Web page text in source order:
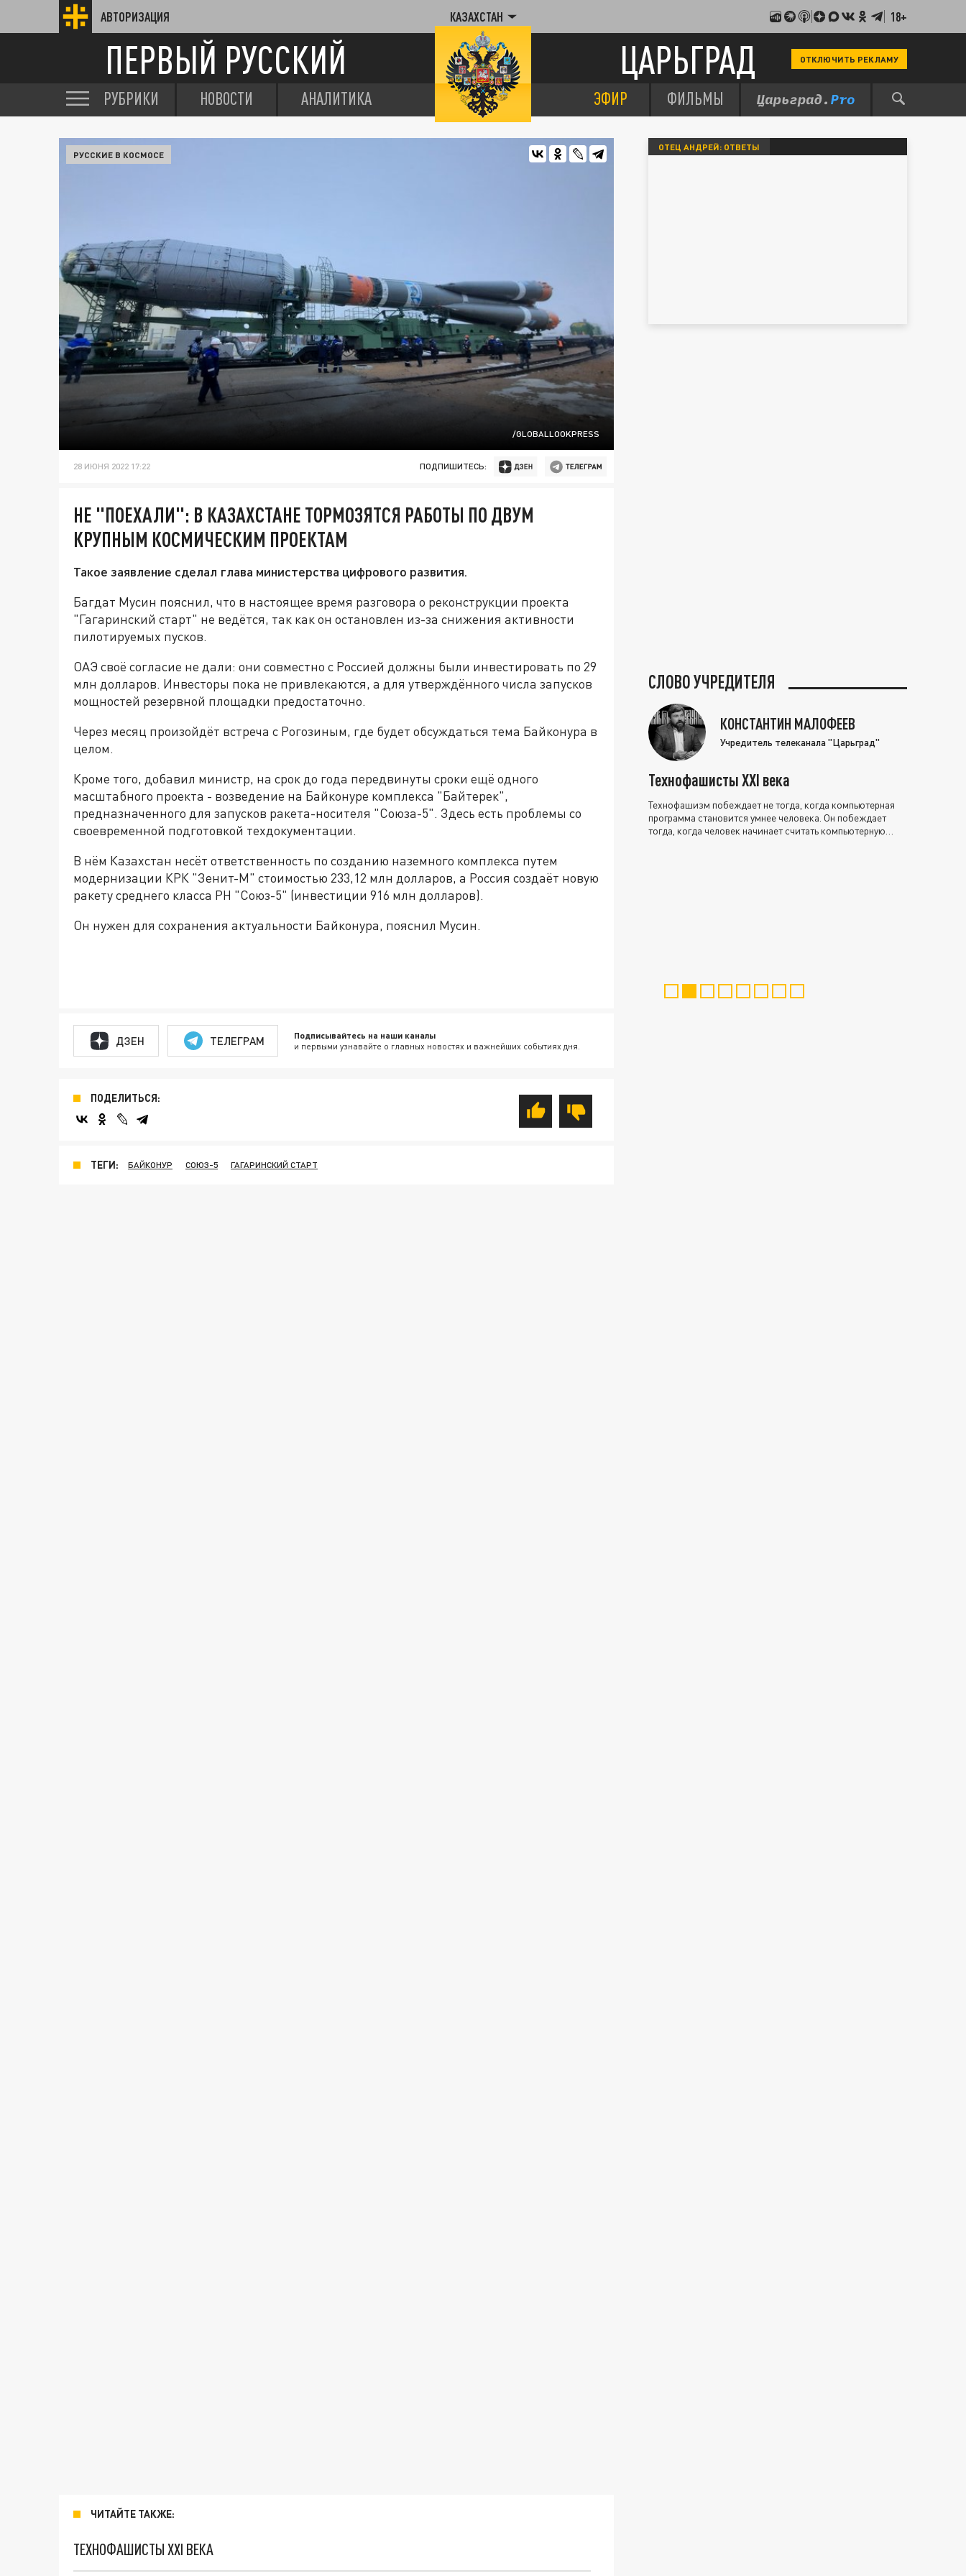
АВТОРИЗАЦИЯ КАЗАХСТАН 18+
ПЕРВЫЙ РУССКИЙ ЦАРЬГРАД ОТКЛЮЧИТЬ РЕКЛАМУ
РУБРИКИ НОВОСТИ АНАЛИТИКА ЭФИР ФИЛЬМЫ
/GLOBALLOOKPRESS
РУССКИЕ В КОСМОСЕ
28 ИЮНЯ 2022 17:22 ПОДПИШИТЕСЬ:
НЕ "ПОЕХАЛИ": В КАЗАХСТАНЕ ТОРМОЗЯТСЯ РАБОТЫ ПО ДВУМ
КРУПНЫМ КОСМИЧЕСКИМ ПРОЕКТАМ
Такое заявление сделал глава министерства цифрового развития.
Багдат Мусин пояснил, что в настоящее время разговора о реконструкции проекта
"Гагаринский старт" не ведётся, так как он остановлен из-за снижения активности
пилотируемых пусков.
ОАЭ своё согласие не дали: они совместно с Россией должны были инвестировать по 29
млн долларов. Инвесторы пока не привлекаются, а для утверждённого числа запусков
мощностей резервной площадки предостаточно.
Через месяц произойдёт встреча с Рогозиным, где будет обсуждаться тема Байконура в
целом.
Кроме того, добавил министр, на срок до года передвинуты сроки ещё одного
масштабного проекта - возведение на Байконуре комплекса "Байтерек",
предназначенного для запусков ракета-носителя "Союза-5". Здесь есть проблемы со
своевременной подготовкой техдокументации.
В нём Казахстан несёт ответственность по созданию наземного комплекса путем
модернизации КРК "Зенит-М" стоимостью 233,12 млн долларов, а Россия создаёт новую
ракету среднего класса РН "Союз-5" (инвестиции 916 млн долларов).
Он нужен для сохранения актуальности Байконура, пояснил Мусин.
ДЗЕН ТЕЛЕГРАМ Подписывайтесь на наши каналы
и первыми узнавайте о главных новостях и важнейших событиях дня.
ПОДЕЛИТЬСЯ:
ТЕГИ: БАЙКОНУР СОЮЗ-5 ГАГАРИНСКИЙ СТАРТ
ЧИТАЙТЕ ТАКЖЕ:
ТЕХНОФАШИСТЫ XXI ВЕКА
ОТЕЦ АНДРЕЙ: ОТВЕТЫ
СЛОВО УЧРЕДИТЕЛЯ
КОНСТАНТИН МАЛОФЕЕВ
Учредитель телеканала "Царьград"
Технофашисты XXI века
Технофашизм побеждает не тогда, когда компьютерная
программа становится умнее человека. Он побеждает
тогда, когда человек начинает считать компьютерную